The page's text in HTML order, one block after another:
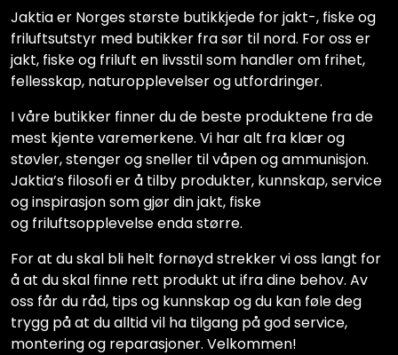
Jaktia er Norges største butikkjede for jakt-, fiske og
friluftsutstyr med butikker fra sør til nord. For oss er
jakt, fiske og friluft en livsstil som handler om frihet,
fellesskap, naturopplevelser og utfordringer.
I våre butikker finner du de beste produktene fra de
mest kjente varemerkene. Vi har alt fra klær og
støvler, stenger og sneller til våpen og ammunisjon.
Jaktia’s filosofi er å tilby produkter, kunnskap, service
og inspirasjon som gjør din jakt, fiske
og friluftsopplevelse enda større.
For at du skal bli helt fornøyd strekker vi oss langt for
å at du skal finne rett produkt ut ifra dine behov. Av
oss får du råd, tips og kunnskap og du kan føle deg
trygg på at du alltid vil ha tilgang på god service,
montering og reparasjoner. Velkommen!